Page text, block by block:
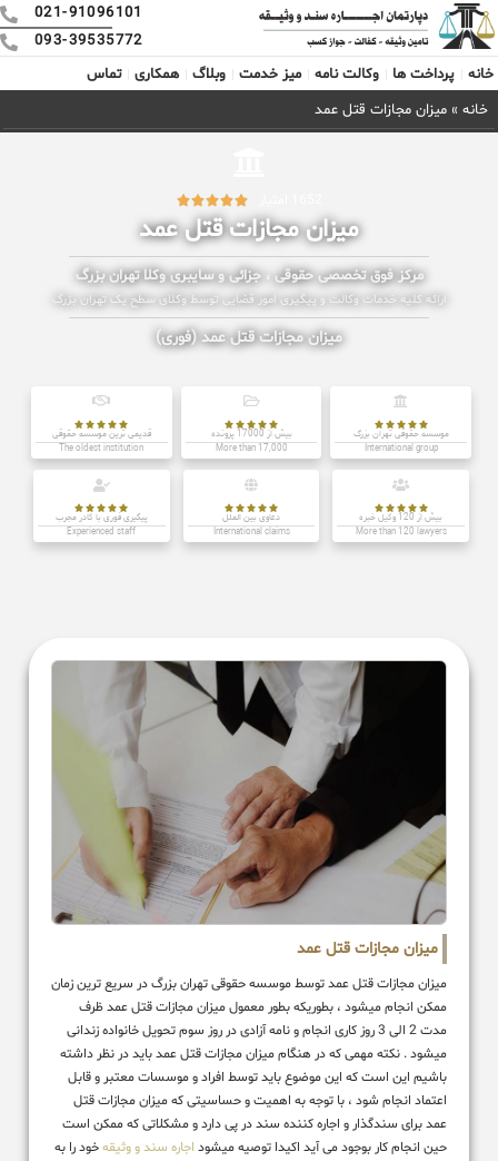
021-91096101
093-39535772
خانه
پرداخت ها وکالت نامه میز خدمت وبلاگ همکاری
تماس
خانه » میزان مجازات قتل عمد





میزان مجازات قتل عمد
مرکز فوق تخصصی حقوقی ، جزائی و سایبری وکلا تهران بزرگ
ارائه کلیه خدمات وکالت و پیگیری امور قضایی توسط وکلای سطح یک تهران بزرگ
میزان مجازات قتل عمد (فوری)





موسسه حقوقی تهران بزرگ
International group





بیش از 17000 پرونده
More than 17,000





قدیمی ترین موسسه حقوقی
The oldest institution





بیش از 120 وکیل خبره
More than 120 lawyers





دعاوی بین الملل
International claims





پیگیری فوری با کادر مجرب
Experienced staff
میزان مجازات قتل عمد
میزان مجازات قتل عمد توسط موسسه حقوقی تهران بزرگ در سریع ترین زمان
ممکن انجام میشود ، بطوریکه بطور معمول میزان مجازات قتل عمد ظرف
مدت 2 الی 3 روز کاری انجام و نامه آزادی در روز سوم تحویل خانواده زندانی
میشود . نکته مهمی که در هنگام میزان مجازات قتل عمد باید در نظر داشته
باشیم این است که این موضوع باید توسط افراد و موسسات معتبر و قابل
اعتماد انجام شود ، با توجه به اهمیت و حساسیتی که میزان مجازات قتل
عمد برای سندگذار و اجاره کننده سند در پی دارد و مشکلاتی که ممکن است
حین انجام کار بوجود می آید اکیدا توصیه میشود اجاره سند و وثیقهخود را به